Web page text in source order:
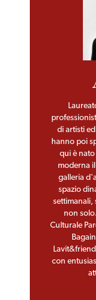
di artisti
hanno poi
qui è
moderna
galleria
spazio
settimanali,
non
Culturale
con